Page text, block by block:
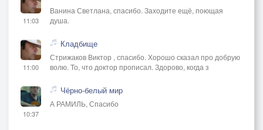
11:03
Ванина Светлана, спасибо. Заходите ещё, поющая
душа.
11:00
Кладбище
Стрижаков Виктор , спасибо. Хорошо сказал про добрую
волю. То, что доктор прописал. Здорово, когда з
10:37
Чёрно-белый мир
А РАМИЛЬ, Спасибо